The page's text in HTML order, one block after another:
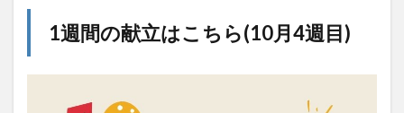
1週間の献立はこちら(10月4週目)